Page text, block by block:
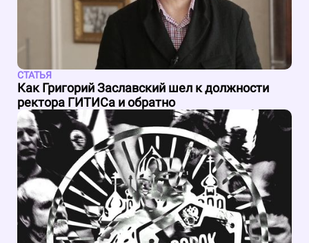
СТАТЬЯ
Как Григорий Заславский шел к должности
ректора ГИТИСа и обратно